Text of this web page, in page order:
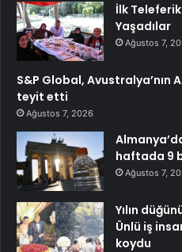
İlk Teleferik
Yaşadılar
Ağustos 7,
S&P Global, Avustralya’nın
teyit etti
Ağustos 7, 2026
haftada 9
Ağustos 7,
Yılın
Ünlü iş
koydu